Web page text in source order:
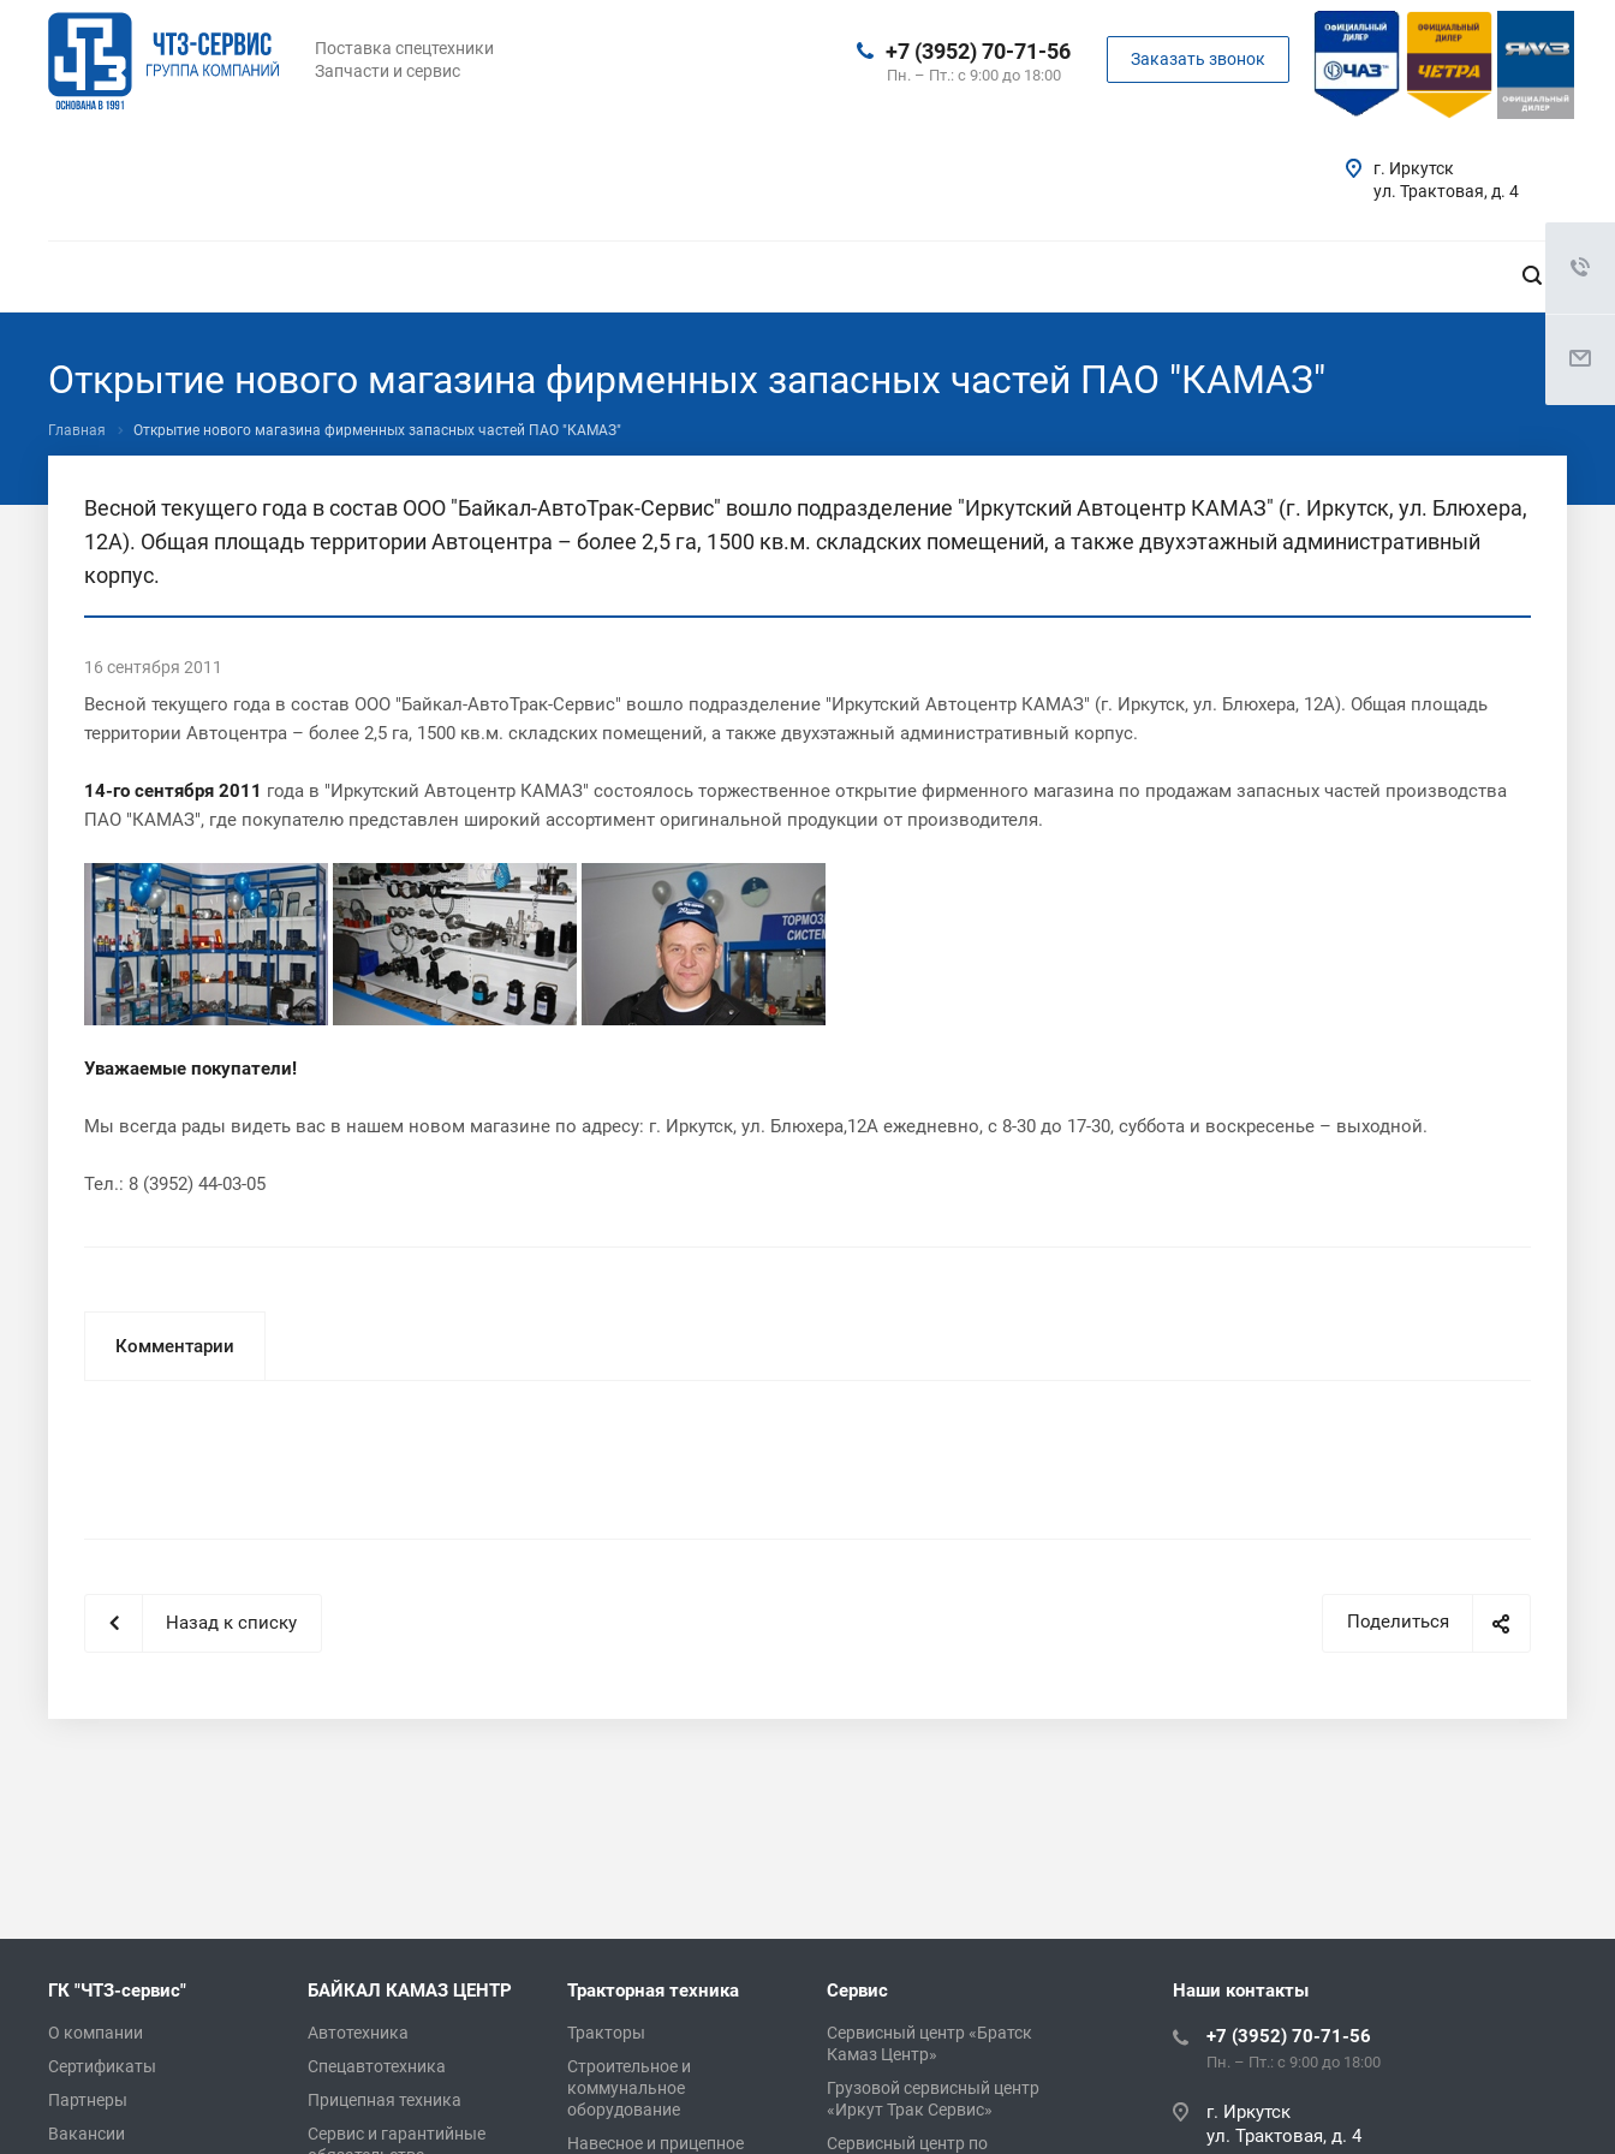
Поставка спецтехники
Запчасти и сервис
+7 (3952) 70-71-56
Пн. – Пт.: с 9:00 до 18:00
Заказать звонок
г. Иркутск
ул. Трактовая, д. 4
Открытие нового магазина фирменных запасных частей ПАО "КАМАЗ"
Главная Открытие нового магазина фирменных запасных частей ПАО "КАМАЗ"
Весной текущего года в состав ООО "Байкал-АвтоТрак-Сервис" вошло подразделение "Иркутский Автоцентр КАМАЗ" (г. Иркутск, ул. Блюхера,
12А). Общая площадь территории Автоцентра – более 2,5 га, 1500 кв.м. складских помещений, а также двухэтажный административный
корпус.
16 сентября 2011
Весной текущего года в состав ООО "Байкал-АвтоТрак-Сервис" вошло подразделение "Иркутский Автоцентр КАМАЗ" (г. Иркутск, ул. Блюхера, 12А). Общая площадь
территории Автоцентра – более 2,5 га, 1500 кв.м. складских помещений, а также двухэтажный административный корпус.
14-го сентября 2011 года в "Иркутский Автоцентр КАМАЗ" состоялось торжественное открытие фирменного магазина по продажам запасных частей производства
ПАО "КАМАЗ", где покупателю представлен широкий ассортимент оригинальной продукции от производителя.
Уважаемые покупатели!
Мы всегда рады видеть вас в нашем новом магазине по адресу: г. Иркутск, ул. Блюхера,12А ежедневно, с 8-30 до 17-30, суббота и воскресенье – выходной.
Тел.: 8 (3952) 44-03-05
Комментарии
Поделиться
Назад к списку
ГК "ЧТЗ-сервис"
О компании
Сертификаты
Партнеры
Вакансии
БАЙКАЛ КАМАЗ ЦЕНТР
Автотехника
Спецавтотехника
Прицепная техника
Сервис и гарантийные
Тракторная техника
Тракторы
Строительное и
коммунальное
оборудование
Навесное и прицепное
Сервис
Сервисный центр «Братск
Камаз Центр»
Грузовой сервисный центр
«Иркут Трак Сервис»
Сервисный центр по
Наши контакты
+7 (3952) 70-71-56
Пн. – Пт.: с 9:00 до 18:00
г. Иркутск
ул. Трактовая, д. 4